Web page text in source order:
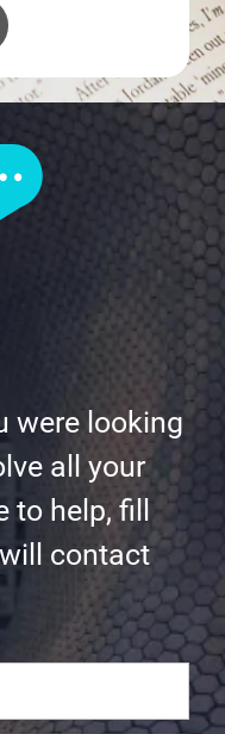
were looking
all your
to help, fill
contact